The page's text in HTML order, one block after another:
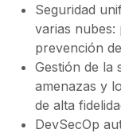
Seguridad
varias nubes:
prevención
Gestión de la
amenazas y
de alta
DevSecOp